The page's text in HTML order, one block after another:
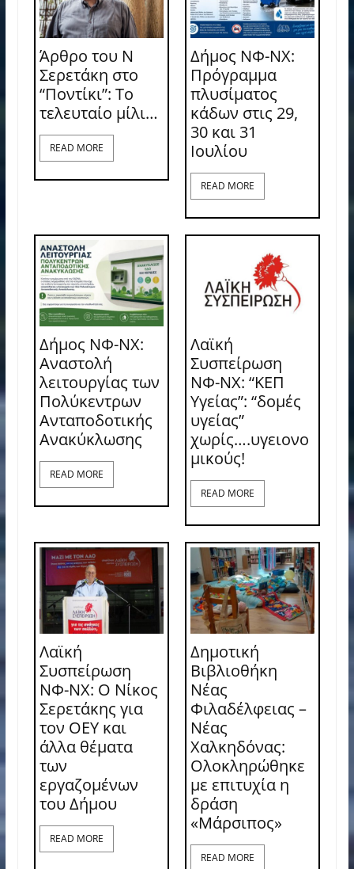
Άρθρο του Ν
Σερετάκη στο
“Ποντίκι”: Το
τελευταίο μίλι…
READ MORE
Δήμος ΝΦ-ΝΧ:
Πρόγραμμα
πλυσίματος
κάδων στις 29,
30 και 31
Ιουλίου
READ MORE
Δήμος ΝΦ-ΝΧ:
Αναστολή
λειτουργίας των
Πολύκεντρων
Ανταποδοτικής
Ανακύκλωσης
READ MORE
Λαϊκή
Συσπείρωση
ΝΦ-ΝΧ: “ΚΕΠ
Υγείας”: “δομές
υγείας”
χωρίς….υγειονο
μικούς!
READ MORE
Λαϊκή
Συσπείρωση
ΝΦ-ΝΧ: O Νίκος
Σερετάκης για
τον ΟΕΥ και
άλλα θέματα
των
εργαζομένων
του Δήμου
READ MORE
Δημοτική
Βιβλιοθήκη
Νέας
Φιλαδέλφειας –
Νέας
Χαλκηδόνας:
Ολοκληρώθηκε
με επιτυχία η
δράση
«Μάρσιπος»
READ MORE